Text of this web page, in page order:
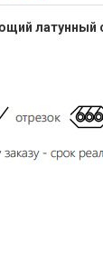
латунный